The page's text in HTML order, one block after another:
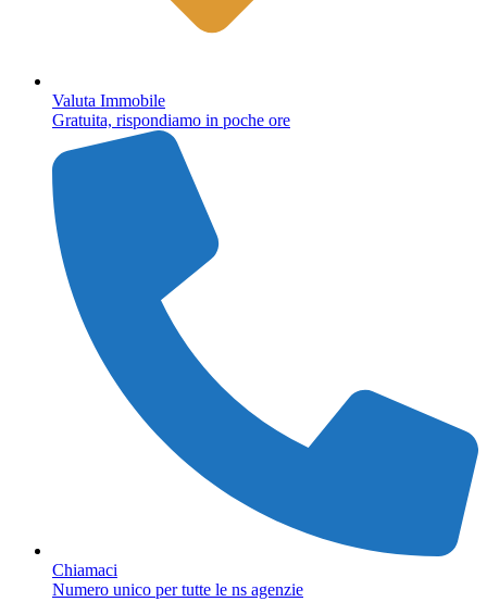
Valuta Immobile
Gratuita, rispondiamo in poche ore
Chiamaci
Numero unico per tutte le ns agenzie